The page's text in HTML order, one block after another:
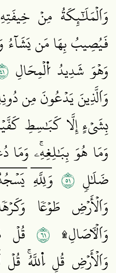
وَاَلۡمَلَٰٓئِكَةُ مِنۡ
فَيُصِيبُ بِهَا مَن يَشَآءُ
وَهۡوَ شَدِيدُ اُ۬لۡمِحَالِ
وَاَلَّذِينَ يَدۡعُونَ مِن
بِشَيۡءٍ إِلَّا كَبَٰسِطِ كَفَّيۡهِ
وَمَا هُوَ بِبَٰلِغِهِۦۚ وَمَا
ضَلَٰلٖ ١٥ وَلِلَّهِۤ
وَاَلۡأَرۡضِ طَوۡعٗا
وَاَلۡأٓصَالِ۩ ١٦ قُلۡ
وَاَلۡأَرۡضِ قُلِ اِ۬للَّهُۚ قُلۡ